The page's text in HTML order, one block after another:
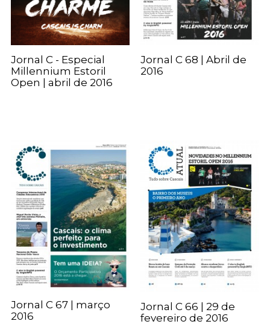
Jornal C - Especial
Millennium Estoril
Open | abril de 2016
Jornal C 68 | Abril de
2016
Jornal C 67 | março
2016
Jornal C 66 | 29 de
fevereiro de 2016